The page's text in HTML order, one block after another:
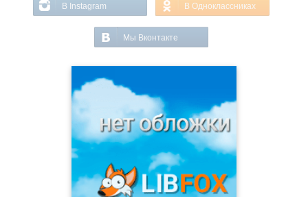
В Instagram В Одноклассниках
Мы Вконтакте